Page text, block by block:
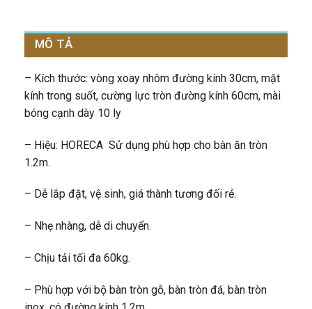
MÔ TẢ
– Kích thước: vòng xoay nhôm đường kính 30cm, mặt
kính trong suốt, cường lực tròn đường kính 60cm, mài
bóng cạnh dày 10 ly
– Hiệu: HORECA Sử dụng phù hợp cho bàn ăn tròn
1.2m.
– Dễ lắp đặt, vệ sinh, giá thành tương đối rẻ.
– Nhẹ nhàng, dễ di chuyển.
– Chịu tải tối đa 60kg.
– Phù hợp với bộ bàn tròn gỗ, bàn tròn đá, bàn tròn